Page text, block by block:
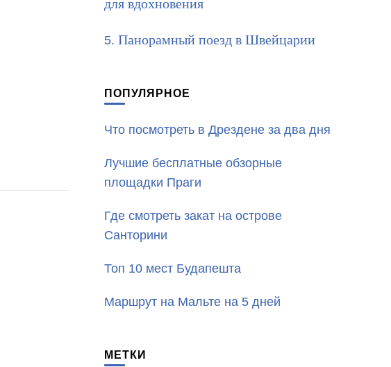
для вдохновения
Панорамный поезд в Швейцарии
ПОПУЛЯРНОЕ
Что посмотреть в Дрездене за два дня
Лучшие бесплатные обзорные
площадки Праги
Где смотреть закат на острове
Санторини
Топ 10 мест Будапешта
Маршрут на Мальте на 5 дней
МЕТКИ